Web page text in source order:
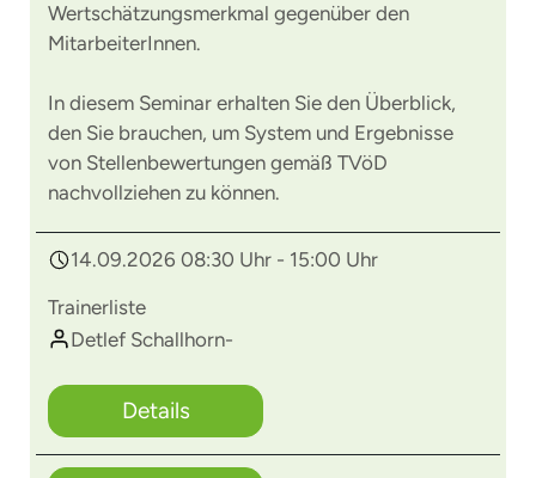
Wertschätzungsmerkmal gegenüber den
MitarbeiterInnen.
In diesem Seminar erhalten Sie den Überblick,
den Sie brauchen, um System und Ergebnisse
von Stellenbewertungen gemäß TVöD
nachvollziehen zu können.
14.09.2026 08:30 Uhr - 15:00 Uhr
Trainerliste
Detlef Schallhorn-
Details